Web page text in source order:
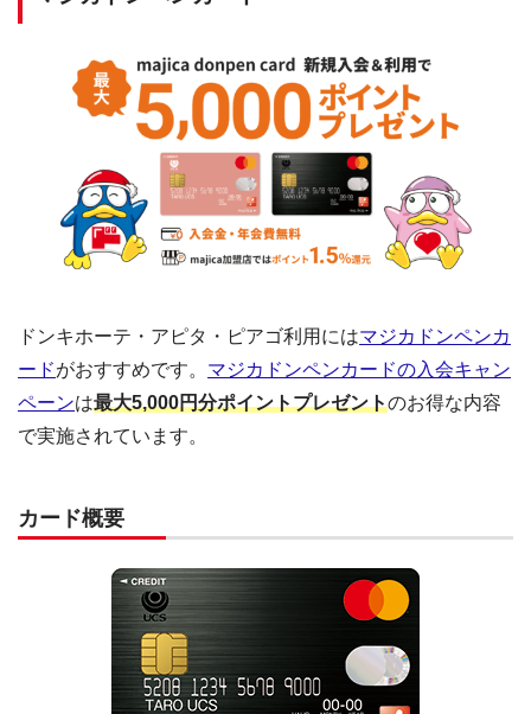
ドンキホーテ・アピタ・ピアゴ利用にはマジカドンペンカ
ードがおすすめです。 マジカドンペンカードの入会キャン
ペーンは最大5,000円分ポイントプレゼントのお得な内容
で実施されています。
カード概要